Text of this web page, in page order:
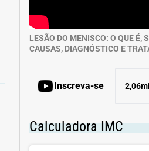
LESÃO DO MENISCO: O QUE É,
CAUSAS, DIAGNÓSTICO E
Inscreva-se
Calculadora IMC